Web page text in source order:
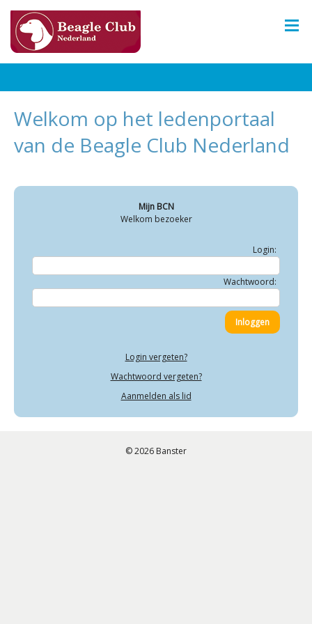
Welkom op het ledenportaal
van de Beagle Club Nederland
Mijn BCN
Welkom bezoeker
Login:
Wachtwoord:
Login vergeten?
Wachtwoord vergeten?
Aanmelden als lid
© 2026 Banster